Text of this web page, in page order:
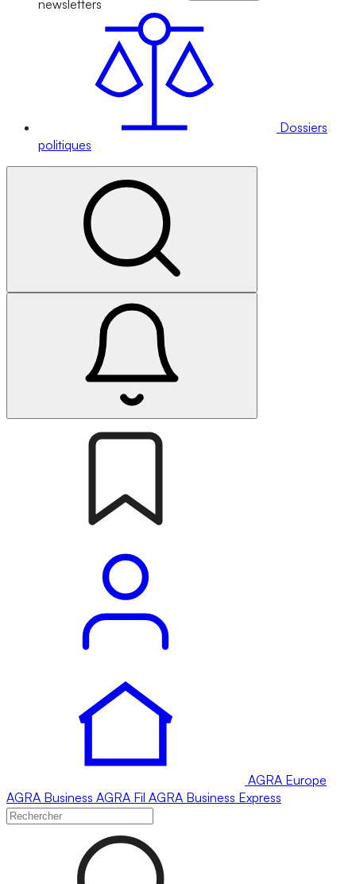
newsletters
Dossiers
politiques
AGRA Europe
AGRA Business AGRA Fil AGRA Business Express